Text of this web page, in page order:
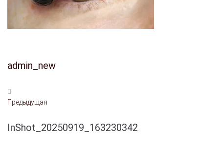
admin_new
Предыдущая
InShot_20250919_163230342